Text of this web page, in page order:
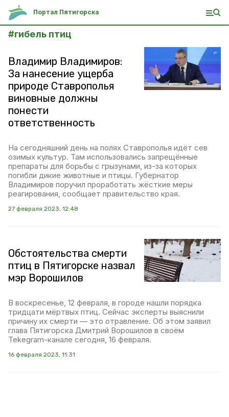
Портал Пятигорска
#гибель птиц
Владимир Владимиров:
За нанесение ущерба
природе Ставрополья
виновные должны
понести
ответственность
На сегодняшний день на полях Ставрополья идёт сев
озимых культур. Там использовались запрещённые
препараты для борьбы с грызунами, из-за которых
погибли дикие животные и птицы. Губернатор
Владимиров поручил проработать жёсткие меры
реагирования, сообщает правительство края.
27 февраля 2023, 12:48
Обстоятельства смерти
птиц в Пятигорске назвал
мэр Ворошилов
В воскресенье, 12 февраля, в городе нашли порядка
тридцати мёртвых птиц. Сейчас эксперты выяснили
причину их смерти — это отравление. Об этом заявил
глава Пятигорска Дмитрий Ворошилов в своём
Tekegram-канале сегодня, 16 февраля.
16 февраля 2023, 11:31